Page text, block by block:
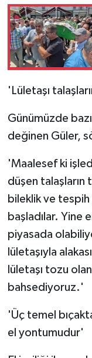
'Lületaşı
Günümüzde
değinen Güler,
'Maalesef ki
düşen
bileklik ve
başladılar. Yine
piyasada
lületaşıyla
lületaşı tozu
bahsediyoruz.'
'Üç temel
el yontumudur'